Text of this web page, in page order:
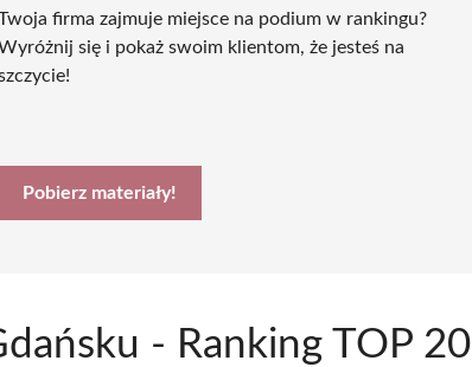
firma zajmuje miejsce na podium w rankingu?
się i pokaż swoim klientom, że jesteś na
Pobierz materiały!
- Ranking TOP 20